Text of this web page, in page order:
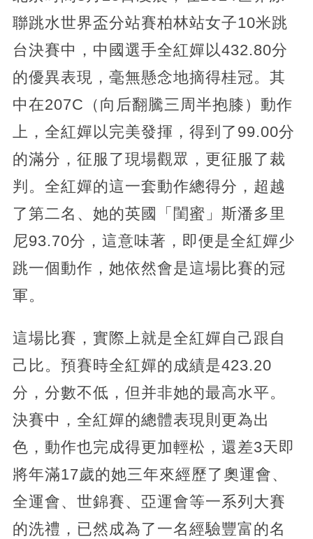
聯跳水世界盃分站賽柏林站女子10米跳
台決賽中，中國選手全紅嬋以432.80分
的優異表現，毫無懸念地摘得桂冠。其
中在207C（向后翻騰三周半抱膝）動作
上，全紅嬋以完美發揮，得到了99.00分
的滿分，征服了現場觀眾，更征服了裁
判。全紅嬋的這一套動作總得分，超越
了第二名、她的英國「閨蜜」斯潘多里
尼93.70分，這意味著，即便是全紅嬋少
跳一個動作，她依然會是這場比賽的冠
軍。
這場比賽，實際上就是全紅嬋自己跟自
己比。預賽時全紅嬋的成績是423.20
分，分數不低，但并非她的最高水平。
決賽中，全紅嬋的總體表現則更為出
色，動作也完成得更加輕松，還差3天即
將年滿17歲的她三年來經歷了奧運會、
全運會、世錦賽、亞運會等一系列大賽
的洗禮，已然成為了一名經驗豐富的名